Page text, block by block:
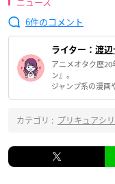
6
ライター： 渡辺
アニメオタク歴
ン』。
ジャンプ系の漫画
カテゴリ : プリキュアシ